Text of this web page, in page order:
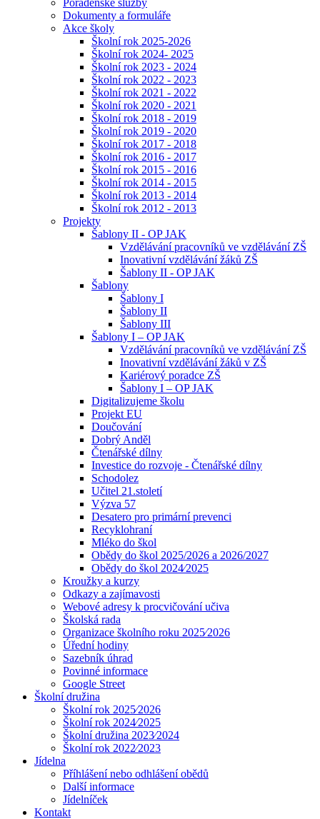
Poradenské služby
Dokumenty a formuláře
Akce školy
Školní rok 2025-2026
Školní rok 2024- 2025
Školní rok 2023 - 2024
Školní rok 2022 - 2023
Školní rok 2021 - 2022
Školní rok 2020 - 2021
Školní rok 2018 - 2019
Školní rok 2019 - 2020
Školní rok 2017 - 2018
Školní rok 2016 - 2017
Školní rok 2015 - 2016
Školní rok 2014 - 2015
Školní rok 2013 - 2014
Školní rok 2012 - 2013
Projekty
Šablony II - OP JAK
Vzdělávání pracovníků ve vzdělávání ZŠ
Inovativní vzdělávání žáků ZŠ
Šablony II - OP JAK
Šablony
Šablony I
Šablony II
Šablony III
Šablony I – OP JAK
Vzdělávání pracovníků ve vzdělávání ZŠ
Inovativní vzdělávání žáků v ZŠ
Kariérový poradce ZŠ
Šablony I – OP JAK
Digitalizujeme školu
Projekt EU
Doučování
Dobrý Anděl
Čtenářské dílny
Investice do rozvoje - Čtenářské dílny
Schodolez
Učitel 21.století
Výzva 57
Desatero pro primární prevenci
Recyklohraní
Mléko do škol
Obědy do škol 2025/2026 a 2026/2027
Obědy do škol 2024⁄2025
Kroužky a kurzy
Odkazy a zajímavosti
Webové adresy k procvičování učiva
Školská rada
Organizace školního roku 2025⁄2026
Úřední hodiny
Sazebník úhrad
Povinné informace
Google Street
Školní družina
Školní rok 2025⁄2026
Školní rok 2024⁄2025
Školní družina 2023⁄2024
Školní rok 2022⁄2023
Jídelna
Příhlášení nebo odhlášení obědů
Další informace
Jídelníček
Kontakt